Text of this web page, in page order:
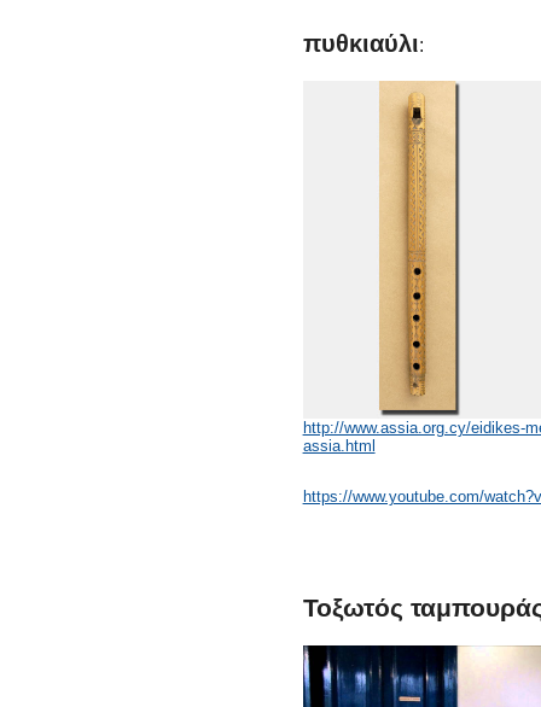
πυθκιαύλι:
http://www.assia.org.cy/eidikes-
assia.html
https://www.youtube.com/
Τοξωτός